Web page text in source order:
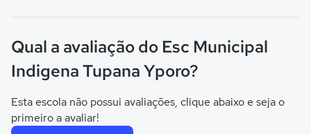
Qual a avaliação do Esc Municipal
Indigena Tupana Yporo?
Esta escola não possui avaliações, clique abaixo e seja o
primeiro a avaliar!